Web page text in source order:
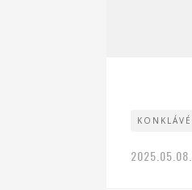
KONKLÁVÉ
2025.05.08.